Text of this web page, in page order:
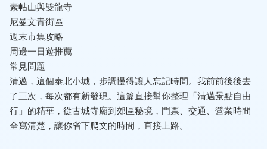
素帖山與雙龍寺
尼曼文青街區
週末市集攻略
周邊一日遊推薦
常見問題
清邁，這個泰北小城，步調慢得讓人忘記時間。我前前後後去
了三次，每次都有新發現。這篇直接幫你整理「清邁景點自由
行」的精華，從古城寺廟到郊區秘境，門票、交通、營業時間
全寫清楚，讓你省下爬文的時間，直接上路。